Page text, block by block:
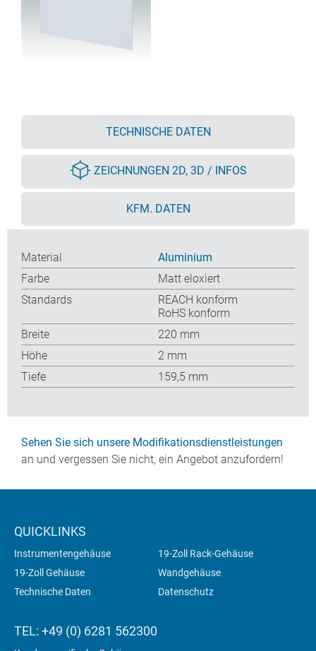
TECHNISCHE DATEN
ZEICHNUNGEN 2D, 3D / INFOS
KFM. DATEN
Material
Aluminium
Farbe
Matt eloxiert
Standards
REACH konform
RoHS konform
Breite
220 mm
Höhe
2 mm
Tiefe
159,5 mm
Sehen Sie sich unsere Modifikationsdienstleistungen
an und vergessen Sie nicht, ein Angebot anzufordern!
QUICKLINKS
Instrumentengehäuse
19-Zoll Rack-Gehäuse
19-Zoll Gehäuse
Wandgehäuse
Technische Daten
Datenschutz
TEL: +49 (0) 6281 562300